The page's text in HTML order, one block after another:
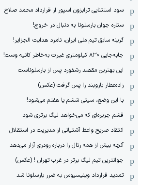
سود استثنایی ترابزون اسپور از قرارداد محمد صلاح
ستاره جوان بارسلونا به دنبال در خروج!
گزینه سابق تیم ملی ایران، نامزد هدایت الجزایر!
جابه‌جایی ۸۳۰ کیلومتری غیرت به‌خاطر کانیه وست!
این بهترین مقصد رشفورد پس از بارسلوناست
زاده‌عطار بازوبند را پس گرفت (عکس)
با این وضع، سیتی ششم یا هفتم می‌شود!
قشم جزیره‌ای که می‌خواهد لیگ برتری شود
انتقاد صریح واعظ آشتیانی از مدیریت در استقلال
آنچه بیش از همه رئال را درباره رودری آزار می‌دهد
جوانترین تیم لیگ برتر در غرب تهران ! (عکس)
تمدید قرارداد وینیسیوس به ضرر بارسلونا شد